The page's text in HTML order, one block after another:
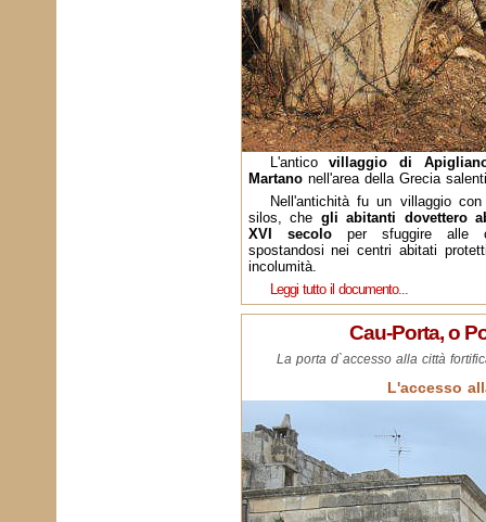
L'anticovillaggio di
Martanonell'area della Grecia
Nell'antichità fu un villaggio
silos, che gli abitanti dovettero
XVI secoloper sfuggire alle
spostandosi nei centri abitati
incolumità.
Leggi tutto il documento...
Cau-Porta, o
La porta d`accesso alla città
L'accesso